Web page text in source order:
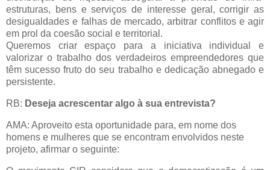
estruturas, bens e serviços de interesse geral, corrigir as
desigualdades e falhas de mercado, arbitrar conflitos e agir
em prol da coesão social e territorial.
Queremos criar espaço para a iniciativa individual e
valorizar o trabalho dos verdadeiros empreendedores que
têm sucesso fruto do seu trabalho e dedicação abnegado e
persistente.
RB: Deseja acrescentar algo à sua entrevista?
AMA: Aproveito esta oportunidade para, em nome dos
homens e mulheres que se encontram envolvidos neste
projeto, afirmar o seguinte: